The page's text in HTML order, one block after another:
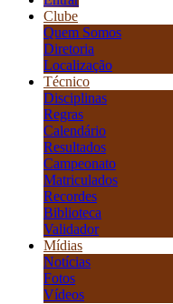
Clube
Quem Somos
Diretoria
Localização
Técnico
Disciplinas
Regras
Calendário
Resultados
Campeonato
Matriculados
Recordes
Biblioteca
Validador
Mídias
Notícias
Fotos
Vídeos